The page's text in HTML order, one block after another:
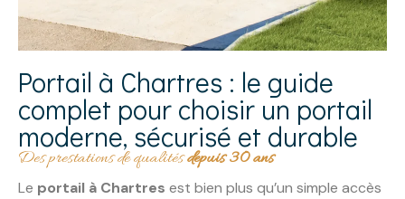
Portail à Chartres : le guide
complet pour choisir un portail
moderne, sécurisé et durable
Des prestations de qualitésdepuis 30 ans
Le portail à Chartres est bien plus qu’un simple accès